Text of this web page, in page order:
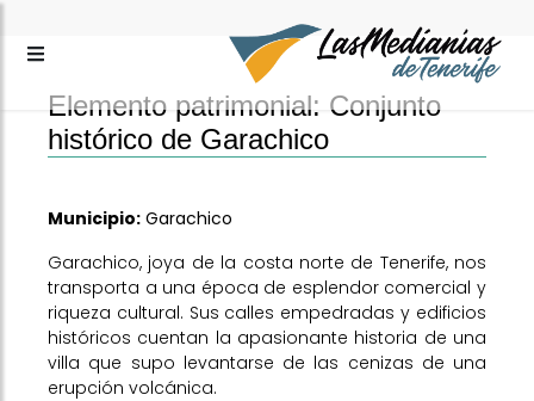
Elemento patrimonial: Conjunto
histórico de Garachico
Municipio: Garachico
Garachico, joya de la costa norte de Tenerife, nos
transporta a una época de esplendor comercial y
riqueza cultural. Sus calles empedradas y edificios
históricos cuentan la apasionante historia de una
villa que supo levantarse de las cenizas de una
erupción volcánica.